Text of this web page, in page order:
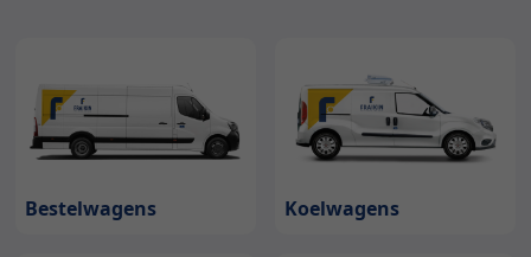
Bestelwagens Koelwagens